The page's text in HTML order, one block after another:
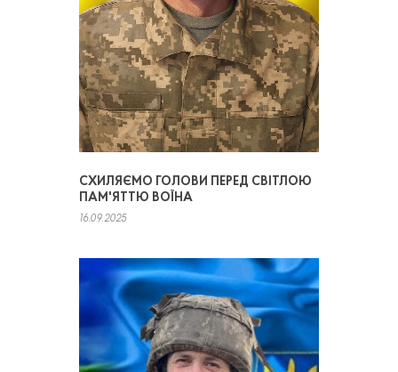
СХИЛЯЄМО ГОЛОВИ ПЕРЕД СВІТЛОЮ
ПАМ'ЯТТЮ ВОЇНА
16.09.2025